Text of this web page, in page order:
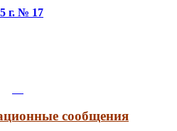
г. № 17
сообщения